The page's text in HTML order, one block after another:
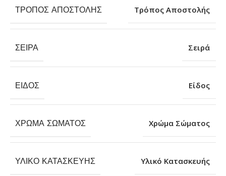
ΤΡΌΠΟΣ ΑΠΟΣΤΟΛΉΣ Τρόπος Αποστολής
ΣΕΙΡΆ Σειρά
ΕΊΔΟΣ Είδος
ΧΡΏΜΑ ΣΏΜΑΤΟΣ Χρώμα Σώματος
ΥΛΙΚΌ ΚΑΤΑΣΚΕΥΉΣ Υλικό Κατασκευής